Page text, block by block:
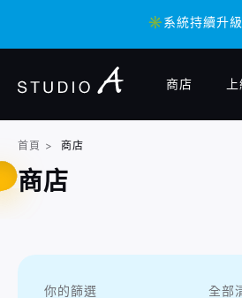
✳️系統持續升級
✳️系統持續升級
商店
首頁 > 商店
商店
你的篩選 全部